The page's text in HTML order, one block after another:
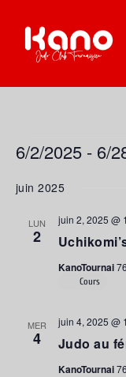
ÉVÈNEMENTS
6/2/2025 - 6/
une
juin 2025
LUN
2
juin 2, 2025 @
KanoTournai
Cours
MER
4 Judo au
juin 4, 2025 @
KanoTournai